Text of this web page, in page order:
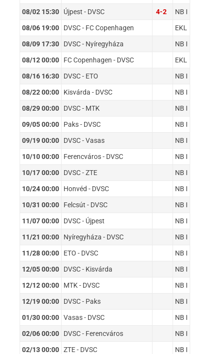
08/02 15:30 Újpest - DVSC 4-2 NB I
08/06 19:00 DVSC - FC Copenhagen EKL
08/09 17:30 DVSC - Nyíregyháza NB I
08/12 00:00 FC Copenhagen - DVSC EKL
08/16 16:30 DVSC - ETO NB I
08/22 00:00 Kisvárda - DVSC NB I
08/29 00:00 DVSC - MTK NB I
09/05 00:00 Paks - DVSC NB I
09/19 00:00 DVSC - Vasas NB I
10/10 00:00 Ferencváros - DVSC NB I
10/17 00:00 DVSC - ZTE NB I
10/24 00:00 Honvéd - DVSC NB I
10/31 00:00 Felcsút - DVSC NB I
11/07 00:00 DVSC - Újpest NB I
11/21 00:00 Nyíregyháza - DVSC NB I
11/28 00:00 ETO - DVSC NB I
12/05 00:00 DVSC - Kisvárda NB I
12/12 00:00 MTK - DVSC NB I
12/19 00:00 DVSC - Paks NB I
01/30 00:00 Vasas - DVSC NB I
02/06 00:00 DVSC - Ferencváros NB I
02/13 00:00 ZTE - DVSC NB I